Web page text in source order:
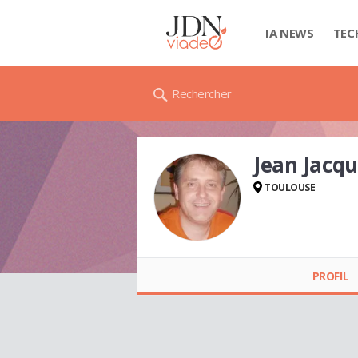
IA NEWS
Rechercher
Jean
TOULOUSE
PROFIL